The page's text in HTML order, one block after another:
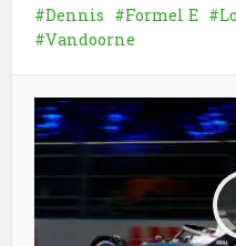
Dennis Formel E
Vandoorne